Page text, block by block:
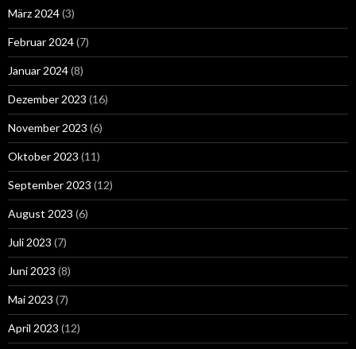
März 2024(3)
Februar 2024(7)
Januar 2024(8)
Dezember 2023 (16)
November 2023 (6)
Oktober 2023 (11)
September 2023 (12)
August 2023 (6)
Juli 2023 (7)
Juni 2023 (8)
Mai 2023 (7)
April 2023 (12)